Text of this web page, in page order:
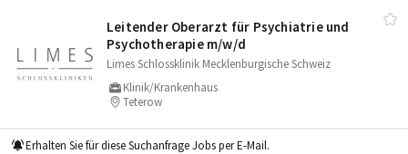
Leitender Oberarzt für Psychiatrie und
Psychotherapie m/​w/​d
Limes Schlossklinik Mecklenburgische Schweiz
Klinik/Krankenhaus
Teterow
Erhalten Sie für diese Suchanfrage Jobs per E-Mail.